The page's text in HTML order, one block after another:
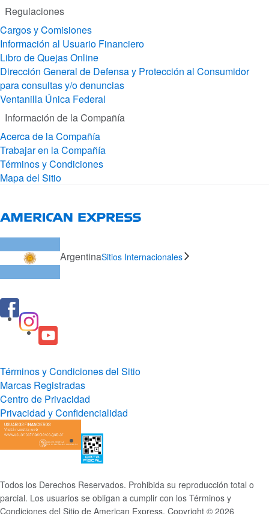
Regulaciones
Cargos y Comisiones
Información al Usuario Financiero
Libro de Quejas Online
Dirección General de Defensa y Protección al Consumidor
para consultas y/o denuncias
Ventanilla Única Federal
Información de la Compañía
Acerca de la Compañía
Trabajar en la Compañía
Términos y Condiciones
Mapa del Sitio
ArgentinaSitios Internacionales
Términos y Condiciones del Sitio
Marcas Registradas
Centro de Privacidad
Privacidad y Confidencialidad
Todos los Derechos Reservados. Prohibida su reproducción total o
parcial. Los usuarios se obligan a cumplir con los Términos y
Condiciones del Sitio de American Express. Copyright © 2026